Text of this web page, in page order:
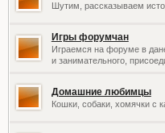
Шутим, рассказываем
Игры форумчан
Играемся на форуме в
и занимательного,
Домашние любимцы
Кошки, собаки, хомячки с